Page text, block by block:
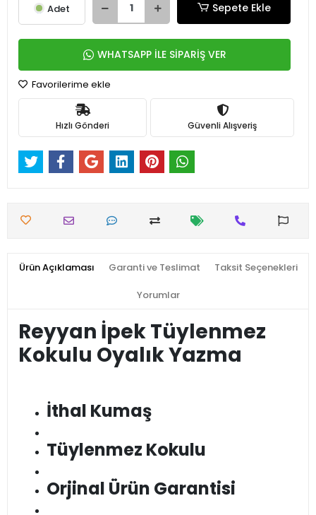
Adet Sepete Ekle
WHATSAPP İLE SİPARİŞ VER
Favorilerime ekle
Hızlı Gönderi Güvenli Alışveriş
Ürün Açıklaması Garanti ve Teslimat Taksit Seçenekleri
Yorumlar
Reyyan İpek Tüylenmez
Kokulu Oyalık Yazma
İthal Kumaş
Tüylenmez Kokulu
Orjinal Ürün Garantisi